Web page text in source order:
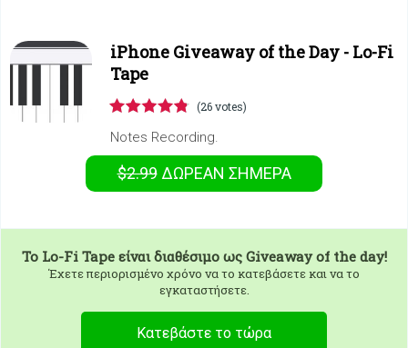
iPhone Giveaway of the Day - Lo-Fi
Tape
(26 votes)
Notes Recording.
$2.99 ΔΩΡΕΑΝ ΣΉΜΕΡΑ
To Lo-Fi Tapeείναι διαθέσιμο ως Giveaway of the day!
Έχετε περιορισμένο χρόνο να το κατεβάσετε και να το
εγκαταστήσετε.
Κατεβάστε το τώρα